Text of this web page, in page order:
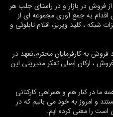
فروش در بازار و در راستای جلب هر
به جمع آوری مجموعه ای از
شبکه ، کلید وپریز، اقلام تابلوئی و
فروش به کارفرمایان محترم،تعهد در
، ارکان اصلی تفکر مدیریتی این
در کنار هم و همراهی کارکنانی
و امروز به خود می بالیم که در
است را معنی کرده ایم.